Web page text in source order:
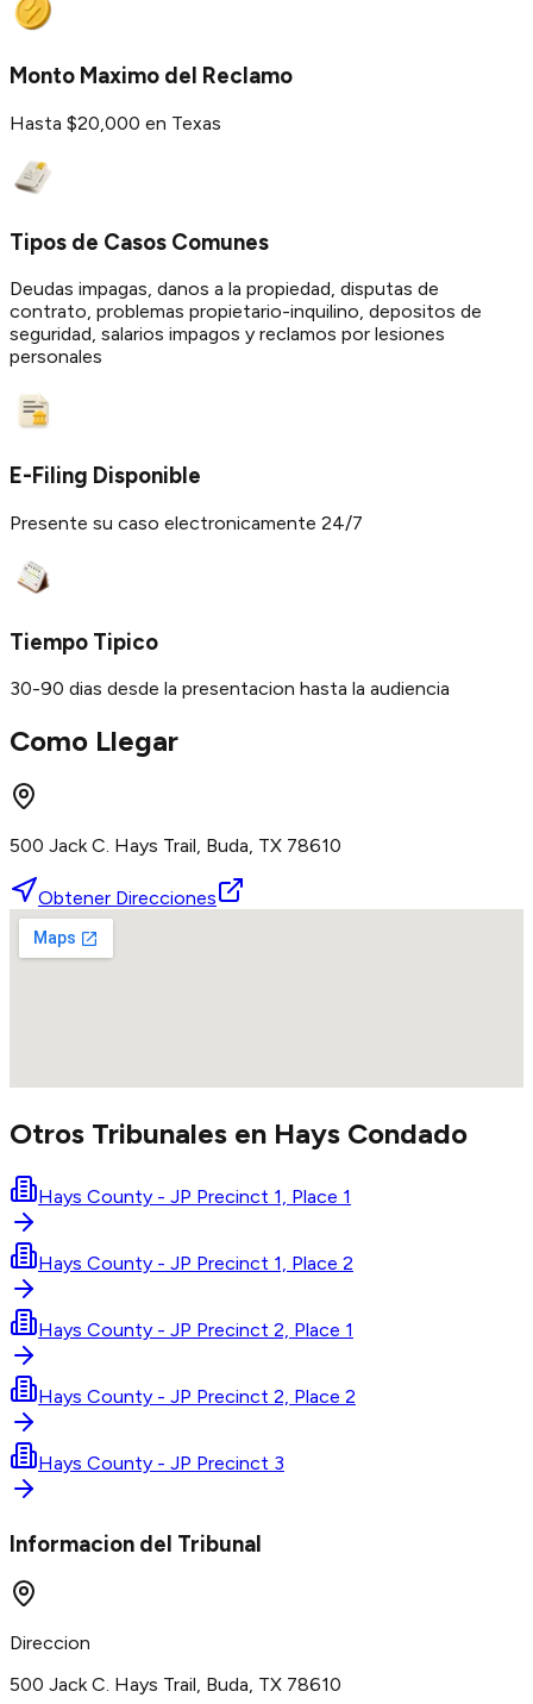
Monto Maximo del Reclamo
Hasta $20,000 en Texas
Tipos de Casos Comunes
Deudas impagas, danos a la propiedad, disputas de
contrato, problemas propietario-inquilino, depositos de
seguridad, salarios impagos y reclamos por lesiones
personales
E-Filing Disponible
Presente su caso electronicamente 24/7
Tiempo Tipico
30-90 dias desde la presentacion hasta la audiencia
Como Llegar
500 Jack C. Hays Trail, Buda, TX 78610
Obtener Direcciones
Otros Tribunales en Hays Condado
Hays County - JP Precinct 1, Place 1
Hays County - JP Precinct 1, Place 2
Hays County - JP Precinct 2, Place 1
Hays County - JP Precinct 2, Place 2
Hays County - JP Precinct 3
Informacion del Tribunal
Direccion
500 Jack C. Hays Trail, Buda, TX 78610